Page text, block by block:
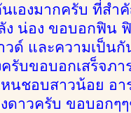
เองมากครับ ที่สำ
ง น่อง ขอบอกฟิน
ด์ และความเป็นกั
บขอบอกเสร็จภา
นชอบสาวน้อย อ
ดาวครับ ขอบอกๆๆ